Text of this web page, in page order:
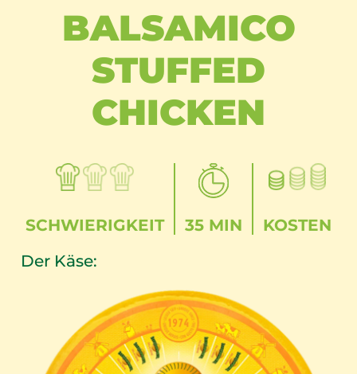
BALSAMICO
STUFFED
CHICKEN
SCHWIERIGKEIT 35 MIN
KOSTEN
Der Käse: